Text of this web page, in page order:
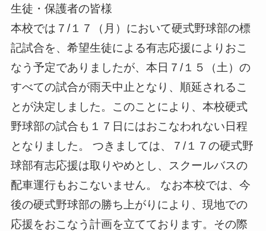
生徒・保護者の皆様
本校では７/１７（月）において硬式野球部の標
記試合を、希望生徒による有志応援によりおこ
なう予定でありましたが、本日７/１５（土）の
すべての試合が雨天中止となり、順延されるこ
とが決定しました。このことにより、本校硬式
野球部の試合も１７日にはおこなわれない日程
となりました。 つきましては、７/１７の硬式野
球部有志応援は取りやめとし、スクールバスの
配車運行もおこないません。 なお本校では、今
後の硬式野球部の勝ち上がりにより、現地での
応援をおこなう計画を立てております。その際